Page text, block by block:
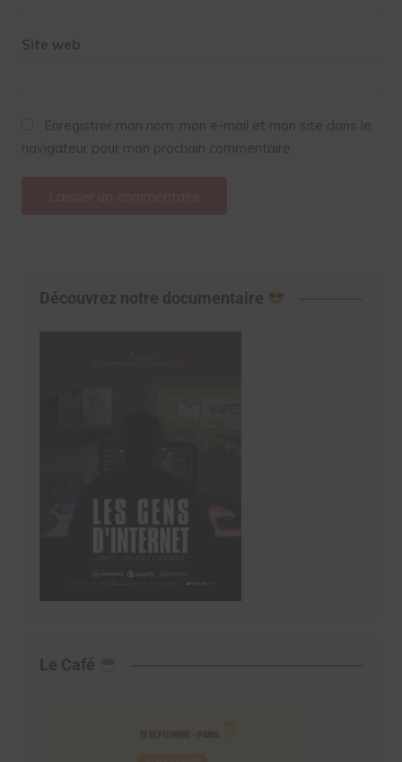
Site web
Enregistrer mon nom, mon e-mail et mon site dans le
navigateur pour mon prochain commentaire.
Découvrez notre documentaire
Le Café